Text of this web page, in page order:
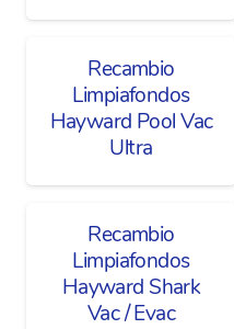
Recambio
Limpiafondos
Hayward Pool Vac
Ultra
Recambio
Limpiafondos
Hayward Shark
Vac / Evac